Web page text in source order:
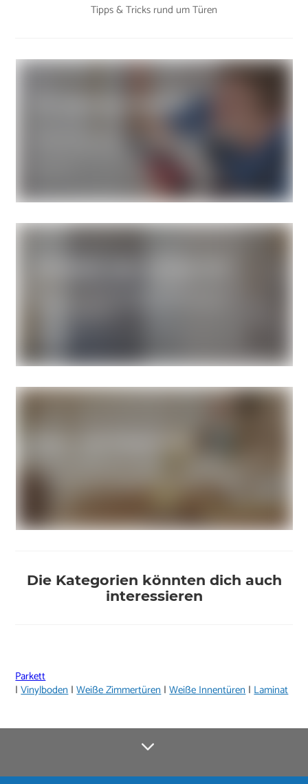
Tipps & Tricks rund um Türen
Die Kategorien könnten dich auch
interessieren
Parkett
|Vinylboden|Weiße Zimmertüren|Weiße Innentüren|Laminat